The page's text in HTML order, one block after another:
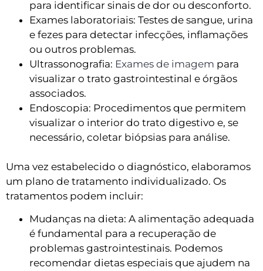
para identificar sinais de dor ou desconforto.
Exames laboratoriais: Testes de sangue, urina
e fezes para detectar infecções, inflamações
ou outros problemas.
Ultrassonografia: Exames de imagem para
visualizar o trato gastrointestinal e órgãos
associados.
Endoscopia: Procedimentos que permitem
visualizar o interior do trato digestivo e, se
necessário, coletar biópsias para análise.
Uma vez estabelecido o diagnóstico, elaboramos
um plano de tratamento individualizado. Os
tratamentos podem incluir:
Mudanças na dieta: A alimentação adequada
é fundamental para a recuperação de
problemas gastrointestinais. Podemos
recomendar dietas especiais que ajudem na